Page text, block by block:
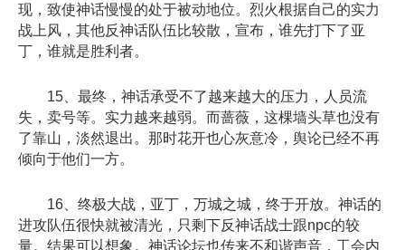
现，致使神话慢慢的处于被动地位。烈火根据自己的实力
战上风，其他反神话队伍比较散，宣布，谁先打下了亚
丁，谁就是胜利者。
15、最终，神话承受不了越来越大的压力，人员流
失，卖号等。实力越来越弱。而蔷薇，这棵墙头草也没有
了靠山，淡然退出。那时花开也心灰意冷，舆论已经不再
倾向于他们一方。
16、终极大战，亚丁，万城之城，终于开放。神话的
进攻队伍很快就被清光，只剩下反神话战士跟npc的较
量。结果可以想象。神话论坛也传来不和谐声音，工会内